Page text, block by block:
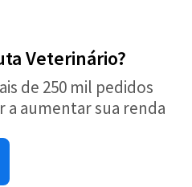
Veterinário?
de 250 mil pedidos
a aumentar sua renda